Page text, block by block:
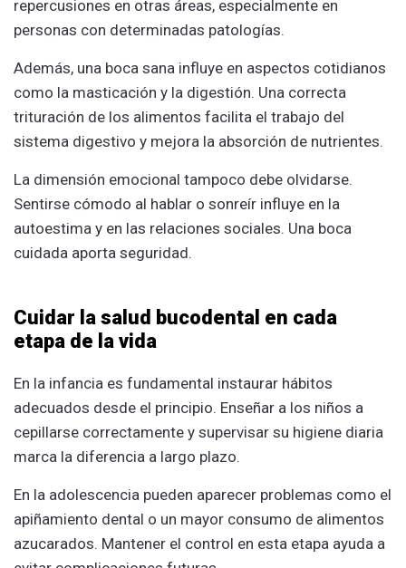
repercusiones en otras áreas, especialmente en
personas con determinadas patologías.
Además, una boca sana influye en aspectos cotidianos
como la masticación y la digestión. Una correcta
trituración de los alimentos facilita el trabajo del
sistema digestivo y mejora la absorción de nutrientes.
La dimensión emocional tampoco debe olvidarse.
Sentirse cómodo al hablar o sonreír influye en la
autoestima y en las relaciones sociales. Una boca
cuidada aporta seguridad.
Cuidar la salud bucodental en cada
etapa de la vida
En la infancia es fundamental instaurar hábitos
adecuados desde el principio. Enseñar a los niños a
cepillarse correctamente y supervisar su higiene diaria
marca la diferencia a largo plazo.
En la adolescencia pueden aparecer problemas como el
apiñamiento dental o un mayor consumo de alimentos
azucarados. Mantener el control en esta etapa ayuda a